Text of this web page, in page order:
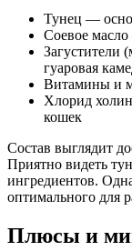
таурин, хлорид
Пищевая
Жир (%)
Клетчатка (%)
Зола (%)
Калорийность
Тунец —
Соевое
Загустители
гуаровая
Витамины и
Хлорид
кошек
Состав выглядит
Приятно видеть
ингредиентов.
оптимального для
Плюсы и